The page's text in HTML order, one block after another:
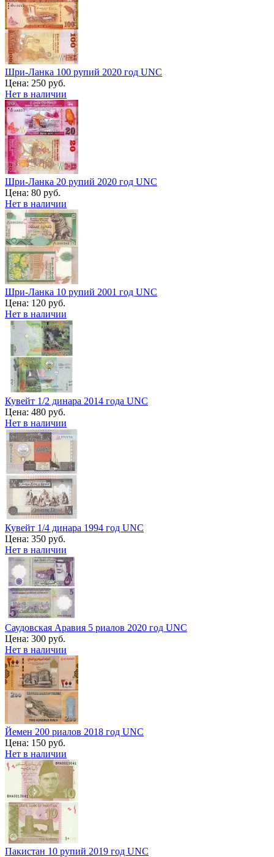
Шри-Ланка 100 рупий 2020 год UNC
Цена: 250 руб.
Нет в наличии
Шри-Ланка 20 рупий 2020 год UNC
Цена: 80 руб.
Нет в наличии
Шри-Ланка 10 рупий 2001 год UNC
Цена: 120 руб.
Нет в наличии
Кувейт 1/2 динара 2014 года UNC
Цена: 480 руб.
Нет в наличии
Кувейт 1/4 динара 1994 год UNC
Цена: 350 руб.
Нет в наличии
Саудовская Аравия 5 риалов 2020 год UNC
Цена: 300 руб.
Нет в наличии
Йемен 200 риалов 2018 год UNC
Цена: 150 руб.
Нет в наличии
Пакистан 10 рупий 2019 год UNC